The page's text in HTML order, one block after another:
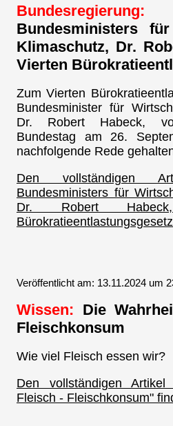
Bundesministers
Klimaschutz, Dr.
Vierten
Zum Vierten
Bundesminister für
Dr. Robert Habeck,
Bundestag am 26.
nachfolgende Rede
Den vollständigen
Bundesministers für
Dr. Robert
Veröffentlicht am: 13.11.2024 um
Wissen: Die
Fleischkonsum
Wie viel Fleisch essen wir?
Den vollständigen
Fleisch - Fleischkonsum"